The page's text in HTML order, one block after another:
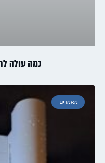
כמה עולה
מאמרים